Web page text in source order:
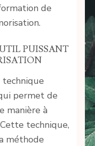
de
PUISSANT
permet de
manière à
technique,
méthode